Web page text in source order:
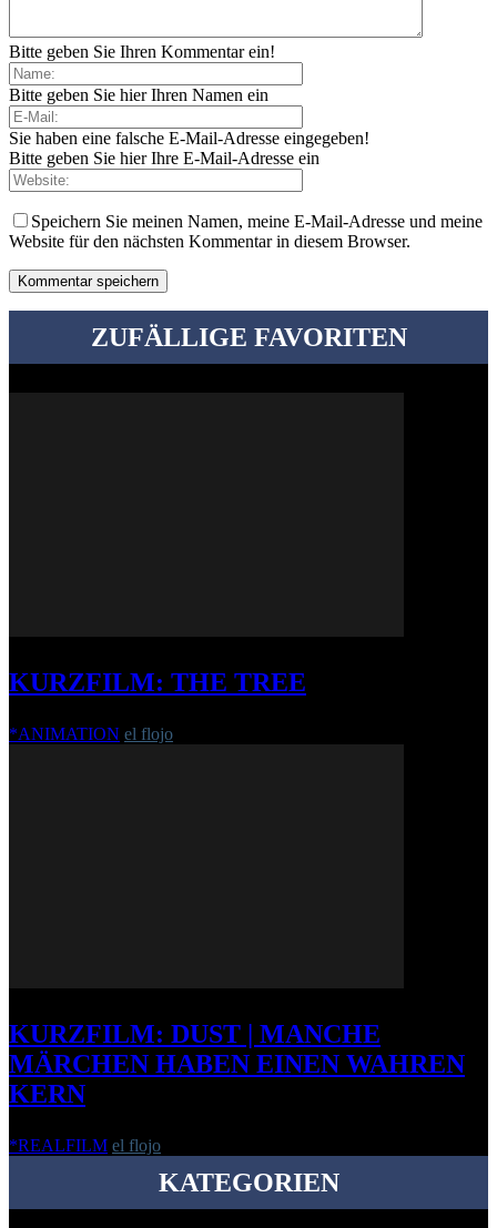
Bitte geben Sie Ihren Kommentar ein!
Bitte geben Sie hier Ihren Namen ein
Sie haben eine falsche E-Mail-Adresse eingegeben!
Bitte geben Sie hier Ihre E-Mail-Adresse ein
Speichern Sie meinen Namen, meine E-Mail-Adresse und meine
Website für den nächsten Kommentar in diesem Browser.
ZUFÄLLIGE FAVORITEN
KURZFILM: THE TREE
*ANIMATION el flojo
KURZFILM: DUST | MANCHE
MÄRCHEN HABEN EINEN WAHREN
KERN
*REALFILM el flojo
KATEGORIEN